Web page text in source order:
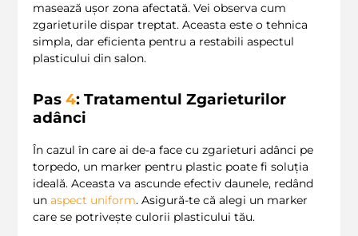
masează ușor zona afectată. Vei observa cum
zgarieturile dispar treptat. Aceasta este o tehnica
simpla, dar eficienta pentru a restabili aspectul
plasticului din salon.
Pas 4: Tratamentul Zgarieturilor
adânci
În cazul în care ai de-a face cu zgarieturi adânci pe
torpedo, un marker pentru plastic poate fi soluția
ideală. Aceasta va ascunde efectiv daunele, redând
un aspect uniform. Asigură-te că alegi un marker
care se potrivește culorii plasticului tău.